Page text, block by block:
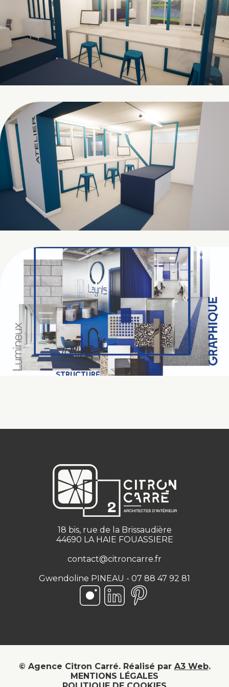
18 bis, rue de la Brissaudière
44690 LA HAIE FOUASSIERE
contact@citroncarre.fr
Gwendoline PINEAU - 07 88 47 92 81
Suivez-nous sur Instagram
Suivez-nous sur LinkedIn
Suivez-nous sur
© Agence Citron Carré.Réalisé par A3 Web.
MENTIONS LÉGALES